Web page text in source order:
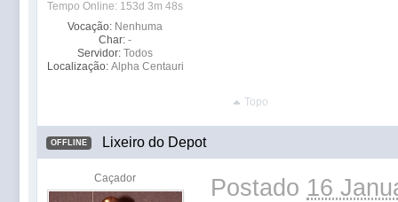
Tempo Online: 153d 3m 48s
Vocação: Nenhuma
Char: -
Servidor: Todos
Localização: Alpha Centauri
Topo
OFFLINE Lixeiro do Depot
Caçador Postado 16